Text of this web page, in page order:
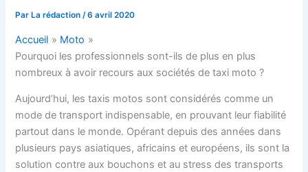
ParLa rédaction/6 avril 2020
Accueil
Moto
Pourquoi les professionnels sont-ils de plus en plus
nombreux à avoir recours aux sociétés de taxi moto ?
Aujourd’hui, les taxis motos sont considérés comme un
mode de transport indispensable, en prouvant leur fiabilité
partout dans le monde. Opérant depuis des années dans
plusieurs pays asiatiques, africains et européens, ils sont la
solution contre aux bouchons et au stress des transports